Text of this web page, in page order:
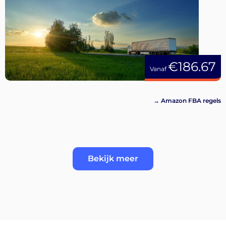
Vanaf€186.67
→ Amazon FBA regels
Bekijk meer